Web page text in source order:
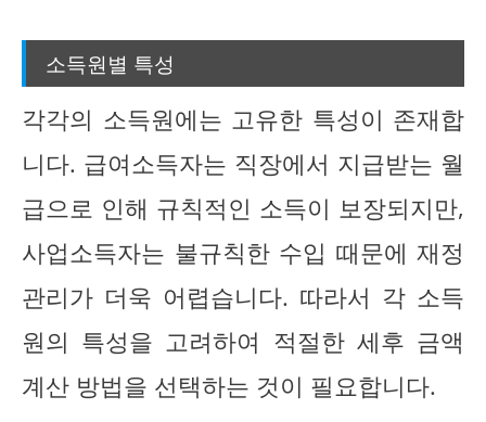
소득원별 특성
각각의 소득원에는 고유한 특성이 존재합
니다. 급여소득자는 직장에서 지급받는 월
급으로 인해 규칙적인 소득이 보장되지만,
사업소득자는 불규칙한 수입 때문에 재정
관리가 더욱 어렵습니다. 따라서 각 소득
원의 특성을 고려하여 적절한 세후 금액
계산 방법을 선택하는 것이 필요합니다.